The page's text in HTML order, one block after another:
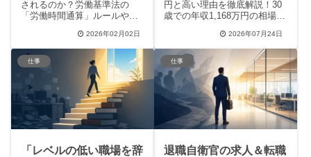
されるのか？労働基準法の
「労働時間通算」ルールや、
クを徹底解説。SNSで急増す
る詐欺トラブルの事例や、本
業に支障を出さずに成果を出
すための効率的な時間管理術
まで、プロのWEBライターが
詳しくまとめました。安全に
稼ぎたい会社員必見の内容で
す。
2026年02月02日
円と高い理由を徹底解説！30
歳での年収1,168万円の相場
「Will」、驚異の年4回ボーナ
ス、さらに年収600万円を目指
せる期間工の待遇、転職の難
易度まで一挙に紹介します。
実力主義のキャリアを目指す
方は必見です。
2026年07月24日
仕事
「レベルの低い職場を辞
仕事
退職自衛官の求人＆転職